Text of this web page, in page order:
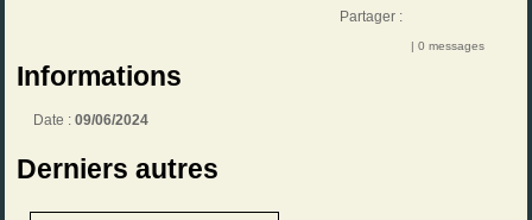
Partager :
| 0 messages
Informations
Date :09/06/2024
Derniers autres